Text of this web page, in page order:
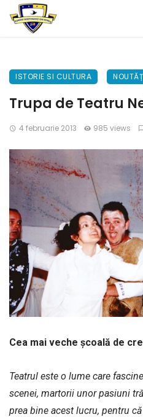
ISTORIE SI CULTURA
Trupa de Teatru
4 februarie 2013 985 views
Cea mai veche școală de
Teatrul este o lume care
scenei, martorii unor pasiuni
prea bine acest lucru, pentru